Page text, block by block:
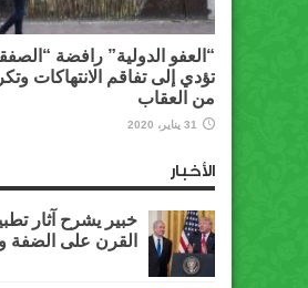
“العفو الدولية” رافضة
تؤدي إلى تفاقم الانتهاكات
من العقاب
31 يناير، 2020
الأخبار
خبير يشرح آثار
القرن على الضفة